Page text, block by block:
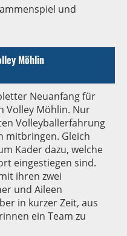
und
Möhlin
Neuanfang für
Volley Möhlin. Nur
Volleyballerfahrung
mitbringen. Gleich
Kader dazu, welche
eingestiegen sind.
ihren zwei
und Aileen
in kurzer Zeit, aus
ein Team zu